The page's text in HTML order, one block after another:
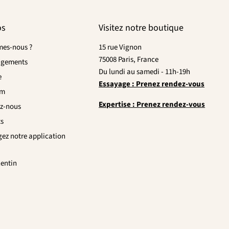
nous ?
nous
notre application
Visitez notre boutique
15 rue Vignon
75008 Paris, France
Du lundi au samedi - 11h-19h
Essayage : Prenez rendez-vous
Expertise : Prenez rendez-vous